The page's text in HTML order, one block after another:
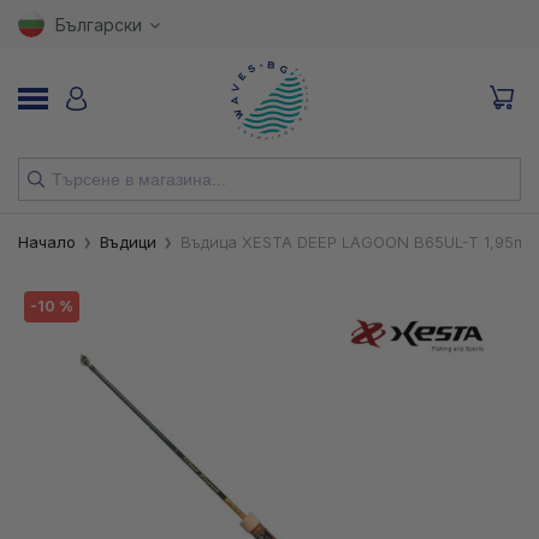
Български
НОВИ
ВЪДИЦИ
ПРИМАМКИ
Начало Въдици Въдица XESTA DEEP LAGOON B65UL-T 1,95m
-10 %